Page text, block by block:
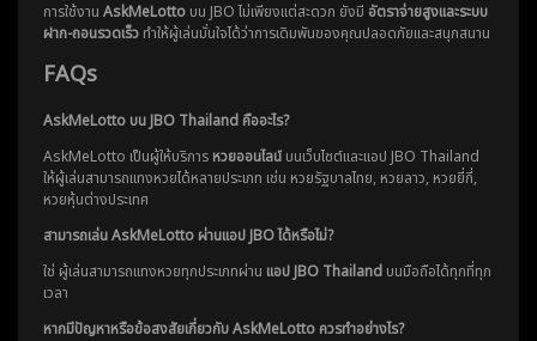
การใช้งาน AskMeLottoบน JBO ไม่เพียงแต่สะดวก ยังมี อัตราจ่ายสูงและระบบ
ฝาก-ถอนรวดเร็วทำให้ผู้เล่นมั่นใจได้ว่าการเดิมพันของคุณปลอดภัยและสนุกสนาน
FAQs
AskMeLotto บน JBO Thailand คืออะไร?
AskMeLotto เป็นผู้ให้บริการ หวยออนไลน์บนเว็บไซต์และแอป JBO Thailand
ให้ผู้เล่นสามารถแทงหวยได้หลายประเภท เช่น หวยรัฐบาลไทย, หวยลาว, หวยยี่กี่,
หวยหุ้นต่างประเทศ
สามารถเล่น AskMeLotto ผ่านแอป JBO ได้หรือไม่?
ใช่ ผู้เล่นสามารถแทงหวยทุกประเภทผ่าน แอป JBO Thailandบนมือถือได้ทุกที่ทุก
เวลา
หากมีปัญหาหรือข้อสงสัยเกี่ยวกับ AskMeLotto ควรทำอย่างไร?